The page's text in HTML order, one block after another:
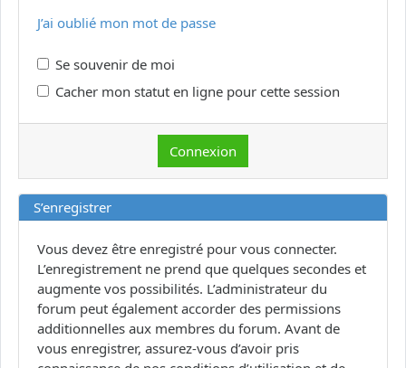
J’ai oublié mon mot de passe
Se souvenir de moi
Cacher mon statut en ligne pour cette session
S’enregistrer
Vous devez être enregistré pour vous connecter.
L’enregistrement ne prend que quelques secondes et
augmente vos possibilités. L’administrateur du
forum peut également accorder des permissions
additionnelles aux membres du forum. Avant de
vous enregistrer, assurez-vous d’avoir pris